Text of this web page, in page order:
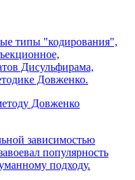
типы "кодирования",
Дисульфирама,
Довженко.
зависимостью
популярность
подходу.